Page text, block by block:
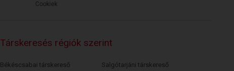
Cookiek
Társkeresés régiók szerint
Békéscsabai társkereső
Salgótarjáni társkereső